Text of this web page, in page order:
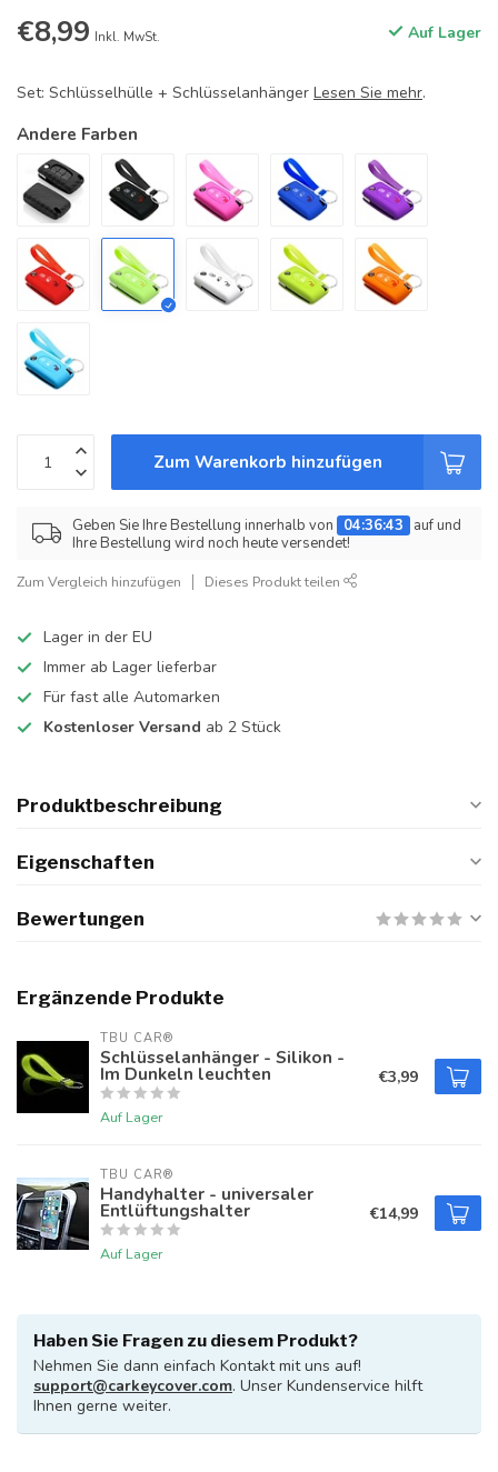
€8,99 Inkl. MwSt. Auf Lager
Set: Schlüsselhülle + Schlüsselanhänger Lesen Sie mehr.
Andere Farben
Zum Warenkorb hinzufügen
Geben Sie Ihre Bestellung innerhalb von 04:36:43
auf und
Ihre Bestellung wird noch heute versendet!
Zum Vergleich hinzufügen Dieses Produkt teilen
Lager in der EU
Immer ab Lager lieferbar
Für fast alle Automarken
Kostenloser Versand ab 2 Stück
Produktbeschreibung
Eigenschaften
Bewertungen
Ergänzende Produkte
TBU CAR®
Schlüsselanhänger - Silikon -
Im Dunkeln leuchten
Auf Lager
€3,99
TBU CAR®
Handyhalter - universaler
Entlüftungshalter
Auf Lager
€14,99
Haben Sie Fragen zu diesem Produkt?
Nehmen Sie dann einfach Kontakt mit uns auf!
support@carkeycover.com. Unser Kundenservice hilft
Ihnen gerne weiter.